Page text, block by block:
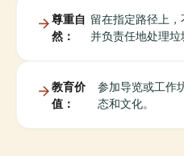
尊重自
然：
留在指定路径上，
并负责任地处理垃
教育价
值：
参加导览或工作
态和文化。